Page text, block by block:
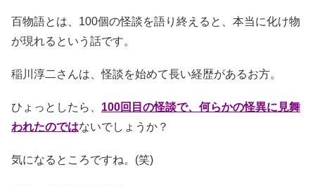
百物語とは、100個の怪談を語り終えると、本当に化け物
が現れるという話です。
稲川淳二さんは、怪談を始めて長い経歴があるお方。
ひょっとしたら、 100回目の怪談で、何らかの怪異に見舞
われたのではないでしょうか？
気になるところですね。(笑)